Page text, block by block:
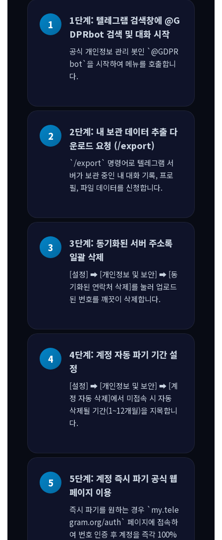
1단계: 텔레그램 검색창에 @G
DPRbot 검색 및 대화 시작
공식 개인정보 관리 봇인 `@GDPR
bot`을 시작하여 메뉴를 호출합니
다.
2단계: 내 보관 데이터 추출 다
운로드 요청 (/export)
`/export` 명령어로 텔레그램 서
버가 보관 중인 내 대화 기록, 프로
필, 파일 데이터를 신청합니다.
3단계: 동기화된 서버 주소록
일괄 삭제
[설정] ➡ [개인정보 및 보안] ➡ [동
기화된 연락처 삭제]를 눌러 업로드
된 번호를 깨끗이 삭제합니다.
4단계: 계정 자동 파기 기간 설
정
[설정] ➡ [개인정보 및 보안] ➡ [계
정 자동 삭제]에서 미접속 시 자동
삭제될 기간(1~12개월)을 지목합니
다.
5단계: 계정 즉시 파기 공식 웹
페이지 이용
즉시 파기를 원하는 경우 `my.tele
gram.org/auth` 페이지에 접속하
여 번호 인증 후 계정을 즉각 100%